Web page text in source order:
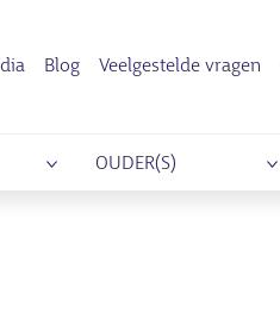
Blog Veelgestelde vragen
OUDER(S)